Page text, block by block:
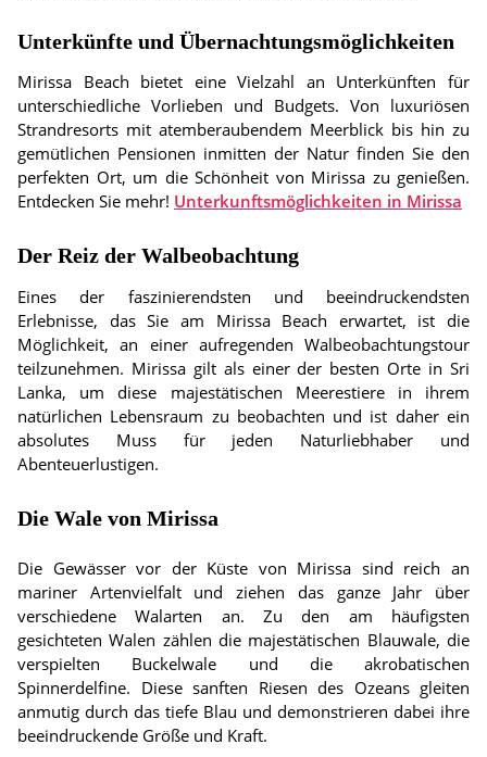
Unterkünfte und Übernachtungsmöglichkeiten
Mirissa Beach bietet eine Vielzahl an Unterkünften für
unterschiedliche Vorlieben und Budgets. Von luxuriösen
Strandresorts mit atemberaubendem Meerblick bis hin zu
gemütlichen Pensionen inmitten der Natur finden Sie den
perfekten Ort, um die Schönheit von Mirissa zu genießen.
Entdecken Sie mehr! Unterkunftsmöglichkeiten in Mirissa
Der Reiz der Walbeobachtung
Eines der faszinierendsten und beeindruckendsten
Erlebnisse, das Sie am Mirissa Beach erwartet, ist die
Möglichkeit, an einer aufregenden Walbeobachtungstour
teilzunehmen. Mirissa gilt als einer der besten Orte in Sri
Lanka, um diese majestätischen Meerestiere in ihrem
natürlichen Lebensraum zu beobachten und ist daher ein
absolutes Muss für jeden Naturliebhaber und
Abenteuerlustigen.
Die Wale von Mirissa
Die Gewässer vor der Küste von Mirissa sind reich an
mariner Artenvielfalt und ziehen das ganze Jahr über
verschiedene Walarten an. Zu den am häufigsten
gesichteten Walen zählen die majestätischen Blauwale, die
verspielten Buckelwale und die akrobatischen
Spinnerdelfine. Diese sanften Riesen des Ozeans gleiten
anmutig durch das tiefe Blau und demonstrieren dabei ihre
beeindruckende Größe und Kraft.